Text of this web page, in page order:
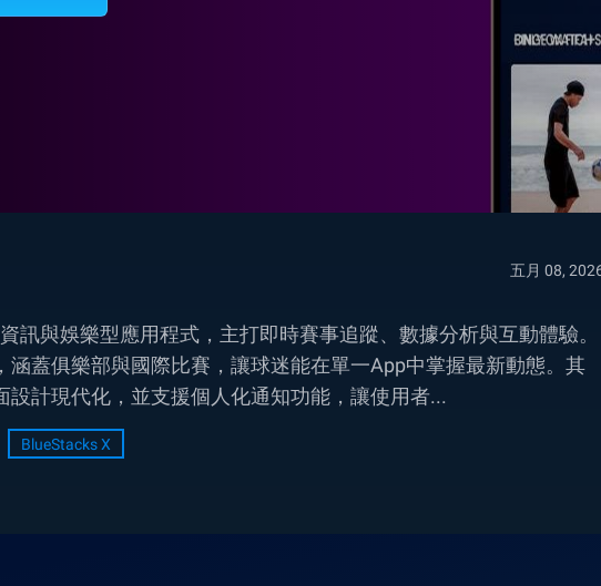
五月 08,
訊與娛樂型應用程式，主打即時賽事追蹤、數據分析與互動體驗。
蓋俱樂部與國際比賽，讓球迷能在單一App中掌握最新動態。其
計現代化，並支援個人化通知功能，讓使用者...
BlueStacks X